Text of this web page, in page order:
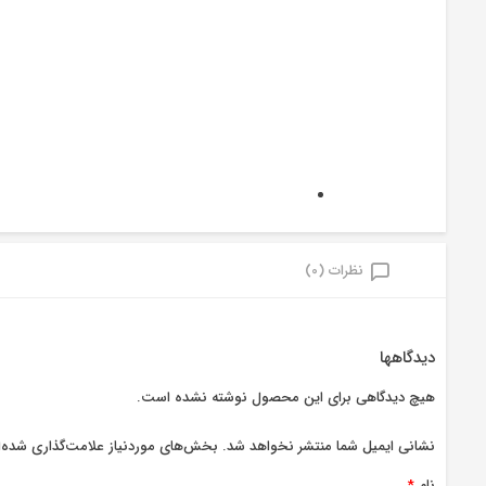
نظرات (0)
دیدگاهها
هیچ دیدگاهی برای این محصول نوشته نشده است.
نشانی ایمیل شما منتشر نخواهد شد. بخش‌های موردنیاز علامت‌گذاری